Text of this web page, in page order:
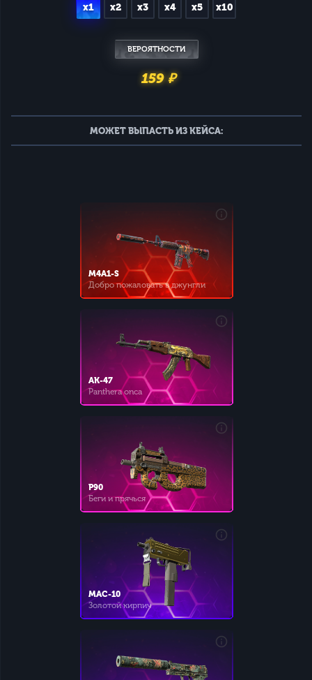
x1 x2 x3 x4 x5 x10
ВЕРОЯТНОСТИ
159 ₽
МОЖЕТ ВЫПАСТЬ ИЗ КЕЙСА:
M4A1-S
Добро пожаловать в джунгли
AK-47
Panthera onca
P90
Беги и прячься
MAC-10
Золотой кирпич